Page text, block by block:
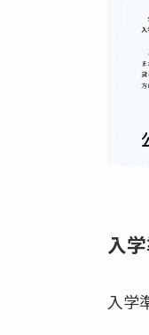
入
入学